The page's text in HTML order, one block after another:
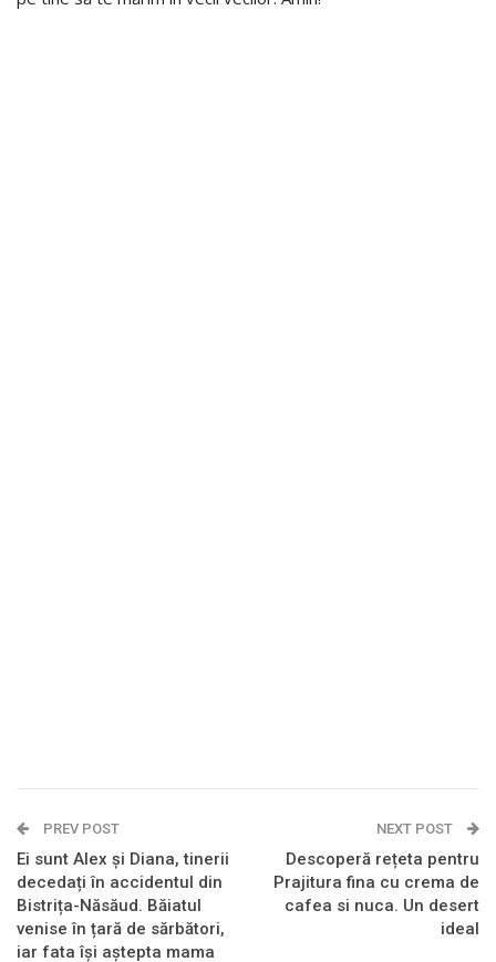
PREV POST
Ei sunt Alex și Diana, tinerii
decedați în accidentul din
Bistrița-Năsăud. Băiatul
venise în țară de sărbători,
iar fata își aștepta mama
NEXT POST
Descoperă rețeta pentru
Prajitura fina cu crema de
cafea si nuca. Un desert
ideal